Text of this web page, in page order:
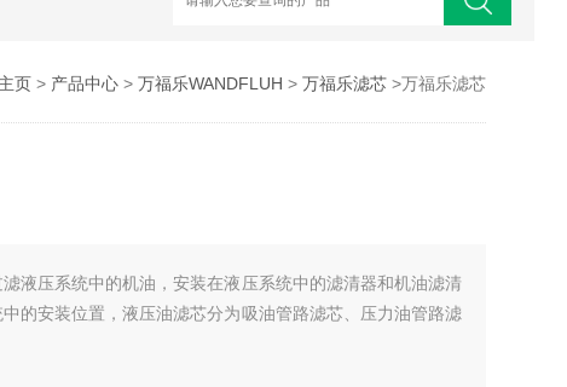
主页> 产品中心> 万福乐WANDFLUH > 万福乐滤芯>万福乐滤芯
液压系统中的机油，安装在液压系统中的滤清器和机油滤清
的安装位置，液压油滤芯分为吸油管路滤芯、压力油管路滤